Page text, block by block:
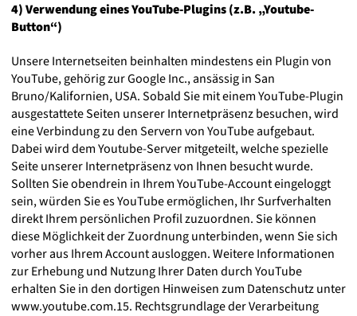
4) Verwendung eines YouTube-Plugins (z.B. „Youtube-
Button“)
Unsere Internetseiten beinhalten mindestens ein Plugin von
YouTube, gehörig zur Google Inc., ansässig in San
Bruno/Kalifornien, USA. Sobald Sie mit einem YouTube-Plugin
ausgestattete Seiten unserer Internetpräsenz besuchen, wird
eine Verbindung zu den Servern von YouTube aufgebaut.
Dabei wird dem Youtube-Server mitgeteilt, welche spezielle
Seite unserer Internetpräsenz von Ihnen besucht wurde.
Sollten Sie obendrein in Ihrem YouTube-Account eingeloggt
sein, würden Sie es YouTube ermöglichen, Ihr Surfverhalten
direkt Ihrem persönlichen Profil zuzuordnen. Sie können
diese Möglichkeit der Zuordnung unterbinden, wenn Sie sich
vorher aus Ihrem Account ausloggen. Weitere Informationen
zur Erhebung und Nutzung Ihrer Daten durch YouTube
erhalten Sie in den dortigen Hinweisen zum Datenschutz unter
www.youtube.com.15. Rechtsgrundlage der Verarbeitung